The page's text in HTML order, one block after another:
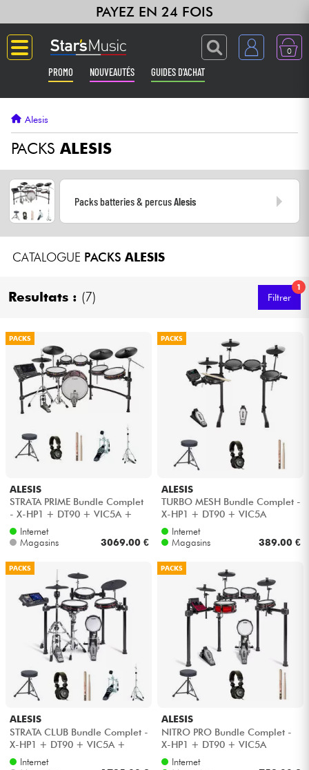
PAYEZ EN 24 FOIS
0
PROMO NOUVEAUTÉS GUIDES D'ACHAT
Guitares & Basses
Amplis & Effets
Synthés & Sampleurs
Micros & HF
DJ
Sono
Batteries & Percu
Vents
Violons & Quatuor
Eveil Musical
Câbles & Access.
HiFi
Voir nos marques
Alesis
PACKS ALESIS
Packs batteries & percusAlesis
CATALOGUE PACKS ALESIS
Resultats : (7)
1
Filtrer
PACKS
ALESIS
STRATA PRIME Bundle Complet
- X-HP1 + DT90 + VIC5A +
HH45WN + HP30
Internet
Magasins
3069.00 €
PACKS
ALESIS
TURBO MESH Bundle Complet -
X-HP1 + DT90 + VIC5A
Internet
Magasins
389.00 €
PACKS
ALESIS
STRATA CLUB Bundle Complet -
X-HP1 + DT90 + VIC5A +
HH45WN + HP30
Internet
PACKS
ALESIS
NITRO PRO Bundle Complet -
X-HP1 + DT90 + VIC5A
Internet